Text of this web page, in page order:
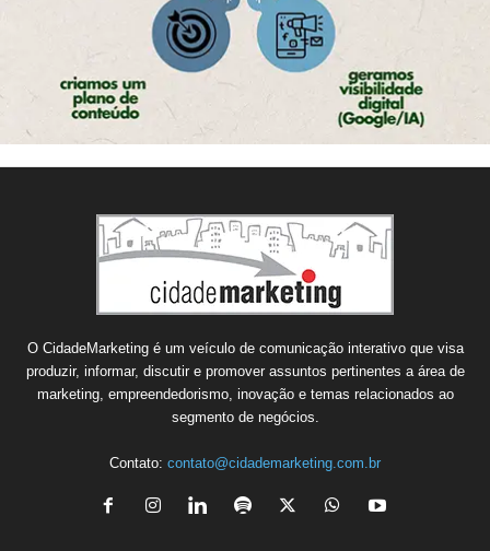
O CidadeMarketing é um veículo de comunicação interativo que visa
produzir, informar, discutir e promover assuntos pertinentes a área de
marketing, empreendedorismo, inovação e temas relacionados ao
segmento de negócios.
Contato: contato@cidademarketing.com.br